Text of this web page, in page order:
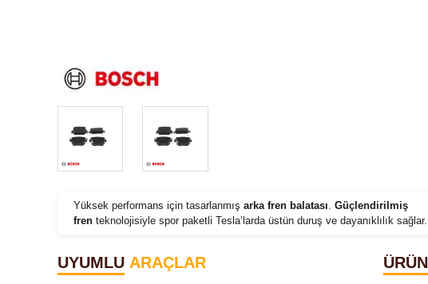
Yüksek performans için tasarlanmış arka fren balatası. Güçlendirilmiş
fren teknolojisiyle spor paketli Tesla’larda üstün duruş ve dayanıklılık sağlar.
UYUMLU ARAÇLAR ÜRÜN